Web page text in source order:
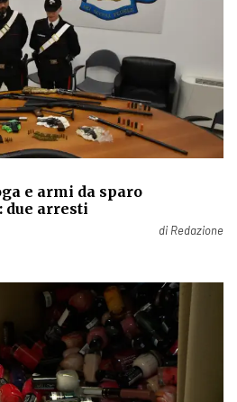
e armi da sparo
due arresti
di Redazione